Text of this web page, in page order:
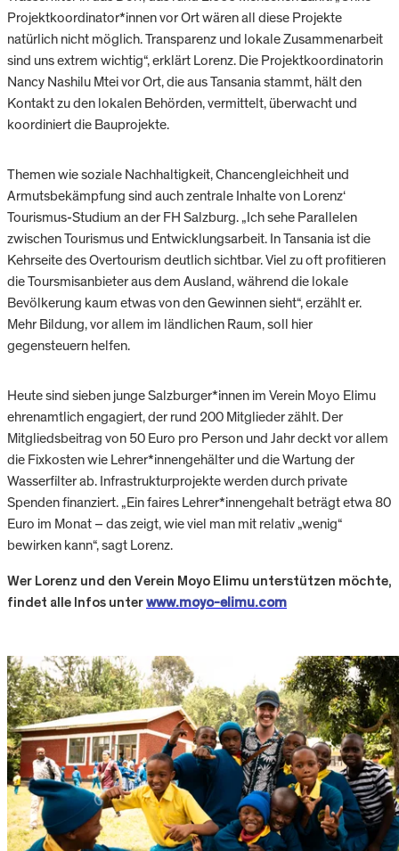
Projektkoordinator*innen vor Ort wären all diese Projekte
natürlich nicht möglich. Transparenz und lokale Zusammenarbeit
sind uns extrem wichtig“, erklärt Lorenz. Die Projektkoordinatorin
Nancy Nashilu Mtei vor Ort, die aus Tansania stammt, hält den
Kontakt zu den lokalen Behörden, vermittelt, überwacht und
koordiniert die Bauprojekte.
Themen wie soziale Nachhaltigkeit, Chancengleichheit und
Armutsbekämpfung sind auch zentrale Inhalte von Lorenz‘
Tourismus-Studium an der FH Salzburg. „Ich sehe Parallelen
zwischen Tourismus und Entwicklungsarbeit. In Tansania ist die
Kehrseite des Overtourism deutlich sichtbar. Viel zu oft profitieren
die Toursmisanbieter aus dem Ausland, während die lokale
Bevölkerung kaum etwas von den Gewinnen sieht“, erzählt er.
Mehr Bildung, vor allem im ländlichen Raum, soll hier
gegensteuern helfen.
Heute sind sieben junge Salzburger*innen im Verein Moyo Elimu
ehrenamtlich engagiert, der rund 200 Mitglieder zählt. Der
Mitgliedsbeitrag von 50 Euro pro Person und Jahr deckt vor allem
die Fixkosten wie Lehrer*innengehälter und die Wartung der
Wasserfilter ab. Infrastrukturprojekte werden durch private
Spenden finanziert. „Ein faires Lehrer*innengehalt beträgt etwa 80
Euro im Monat – das zeigt, wie viel man mit relativ „wenig“
bewirken kann“, sagt Lorenz.
Wer Lorenz und den Verein Moyo Elimu unterstützen möchte,
findet alle Infos unterwww.moyo-elimu.com